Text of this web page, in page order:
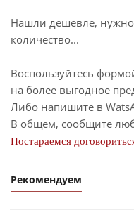
Нашли дешевле, нужно
количество...
Воспользуйтесь
на более выгодное
Либо напишите в
В общем, сообщите
Постараемся
Рекомендуем